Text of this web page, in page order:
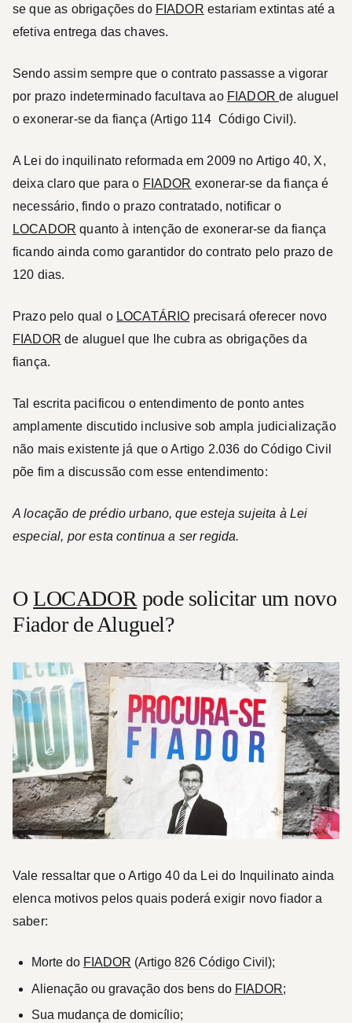
se que as obrigações do FIADOR estariam extintas até a
efetiva entrega das chaves.
Sendo assim sempre que o contrato passasse a vigorar
por prazo indeterminado facultava ao FIADORde aluguel
o exonerar-­se da fiança (Artigo 114 ­ Código Civil).
A Lei do inquilinato reformada em 2009 no Artigo 40, X,
deixa claro que para o FIADOR exonerar-se da fiança é
necessário, findo o prazo contratado, notificar o
LOCADOR quanto à intenção de exonerar-se da fiança
ficando ainda como garantidor do contrato pelo prazo de
120 dias.
Prazo pelo qual o LOCATÁRIO precisará oferecer novo
FIADOR de aluguel que lhe cubra as obrigações da
fiança.
Tal escrita pacificou o entendimento de ponto antes
amplamente discutido inclusive sob ampla judicialização
não mais existente já que o Artigo 2.036 do Código Civil
põe fim a discussão com esse entendimento:
A locação de prédio urbano, que esteja sujeita à Lei
especial, por esta continua a ser regida.
OLOCADOR pode solicitar um novo
Fiador de Aluguel?
Vale ressaltar que o Artigo 40 da Lei do Inquilinato ainda
elenca motivos pelos quais poderá exigir novo fiador a
saber:
Morte do FIADOR (Artigo 826 Código Civil );
Alienação ou gravação dos bens do FIADOR;
Sua mudança de domicílio;